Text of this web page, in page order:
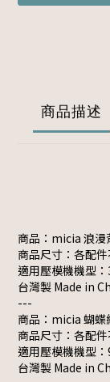
商品描述
商品：micia 浪漫
商品尺寸：各配
適用壓模機機型
台灣製 Made in
---
商品：micia 蝴
商品尺寸：各配
適用壓模機機型
台灣製 Made in